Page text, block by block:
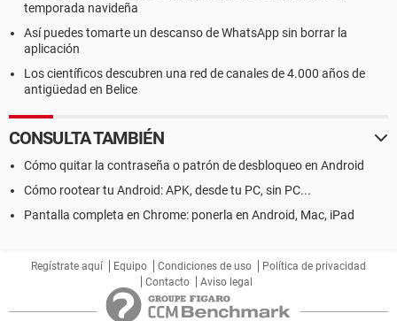
temporada navideña
Así puedes tomarte un descanso de WhatsApp sin borrar la
aplicación
Los científicos descubren una red de canales de 4.000 años de
antigüedad en Belice
CONSULTA TAMBIÉN
Cómo quitar la contraseña o patrón de desbloqueo en Android
Cómo rootear tu Android: APK, desde tu PC, sin PC...
Pantalla completa en Chrome: ponerla en Android, Mac, iPad
Regístrate aquí Equipo Condiciones de uso
Política de privacidad
Contacto
Aviso legal